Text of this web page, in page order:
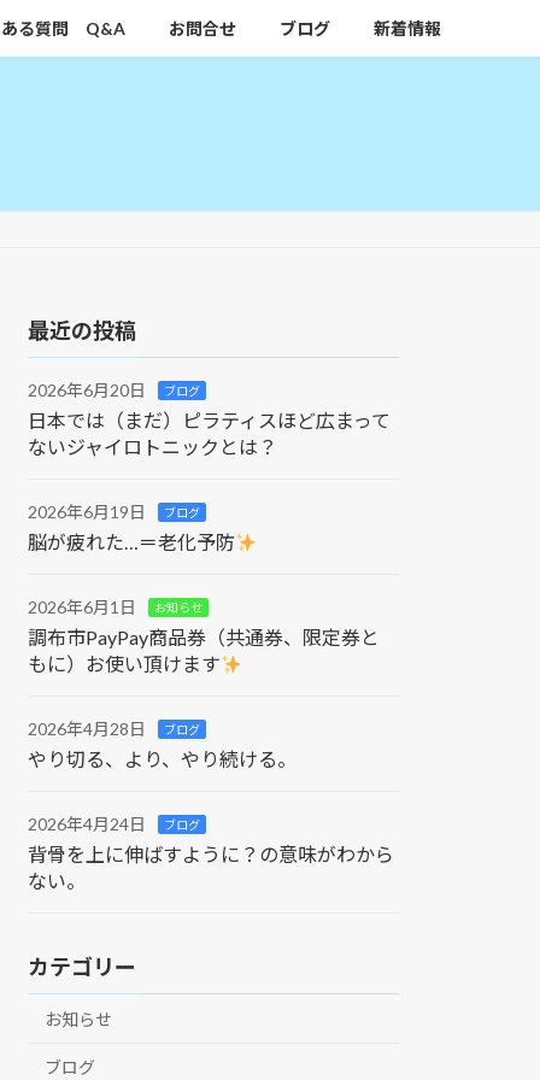
ある質問 Q&A お問合せ ブログ 新着情報
最近の投稿
2026年6月20日 ブログ
日本では（まだ）ピラティスほど広まって
ないジャイロトニックとは？
2026年6月19日 ブログ
脳が疲れた…＝老化予防
2026年6月1日 お知らせ
調布市PayPay商品券（共通券、限定券と
もに）お使い頂けます
2026年4月28日 ブログ
やり切る、より、やり続ける。
2026年4月24日 ブログ
背骨を上に伸ばすように？の意味がわから
ない。
カテゴリー
お知らせ
ブログ